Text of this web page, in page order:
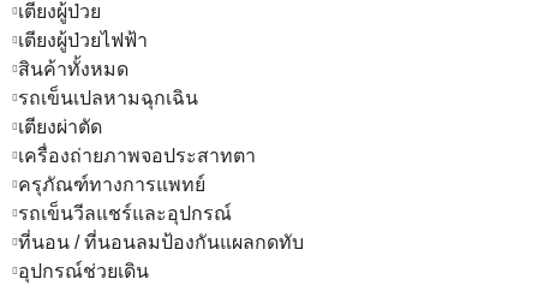
เตียงผู้ป่วย
เตียงผู้ป่วยไฟฟ้า
สินค้าทั้งหมด
รถเข็นเปลหามฉุกเฉิน
เตียงผ่าตัด
เครื่องถ่ายภาพจอประสาทตา
ครุภัณฑ์ทางการแพทย์
รถเข็นวีลแชร์และอุปกรณ์
ที่นอน / ที่นอนลมป้องกันแผลกดทับ
อุปกรณ์ช่วยเดิน